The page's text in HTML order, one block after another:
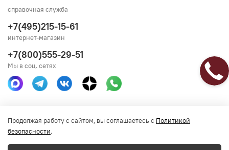
Получить консультацию
справочная служба
+7(495)215-15-61
интернет-магазин
+7(800)555-29-51
Мы в соц. сетях
Продолжая работу с сайтом, вы соглашаетесь с Политикой
безопасности.